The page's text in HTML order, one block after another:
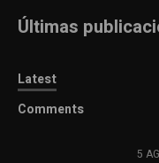
Últimas
Latest
Comments
5